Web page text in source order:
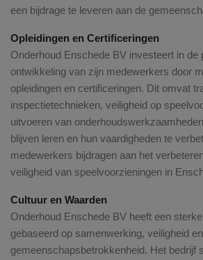
een bijdrage te leveren aan de
Opleidingen en Certificeringen
Onderhoud Enschede BV investeert in de
ontwikkeling van zijn medewerkers door
opleidingen en certificeringen. Dit omvat
inspectietechnieken, veiligheid op
uitvoeren van
blijven leren en hun vaardigheden te
medewerkers bijdragen aan het
veiligheid van speelvoorzieningen in
Cultuur en Waarden
Onderhoud Enschede BV heeft een
gebaseerd op samenwerking, veiligheid en
gemeenschapsbetrokkenheid. Het bedrijf